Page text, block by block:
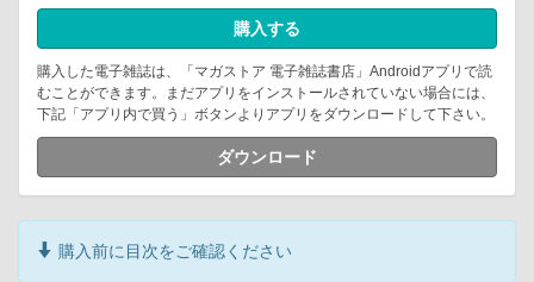
購入する
購入した電子雑誌は、「マガストア 電子雑誌書店」Androidアプリで読
むことができます。まだアプリをインストールされていない場合には、
下記「アプリ内で買う」ボタンよりアプリをダウンロードして下さい。
ダウンロード
購入前に目次をご確認ください